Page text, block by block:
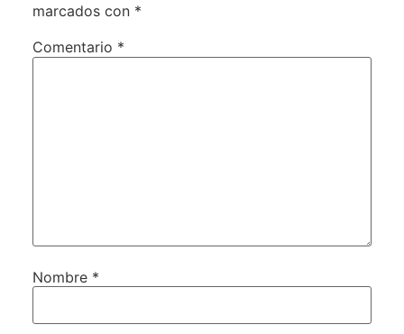
marcados con *
Comentario *
Nombre *